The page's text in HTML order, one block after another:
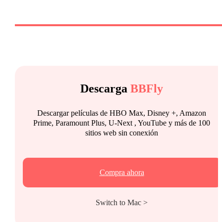
DescargaBBFly
Descargar películas de HBO Max, Disney +, Amazon
Prime, Paramount Plus, U-Next , YouTube y más de 100
sitios web sin conexión
Compra ahora
Switch to Mac >